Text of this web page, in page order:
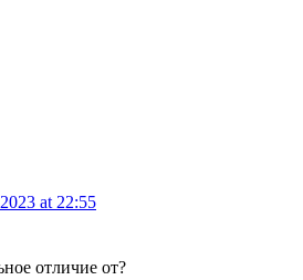
at 22:55
отличие от?